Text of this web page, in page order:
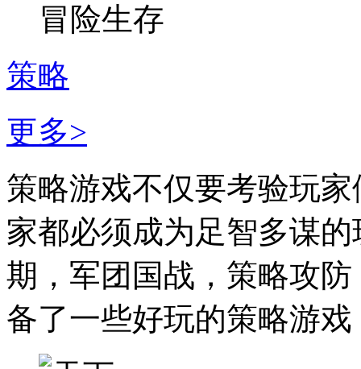
冒险生存
策略
更多>
策略游戏不仅要考验玩
家都必须成为足智多谋
期，军团国战，策略攻
备了一些好玩的策略游